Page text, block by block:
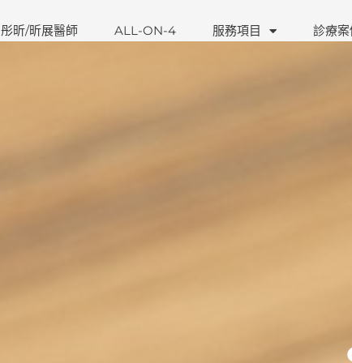
彤昕/昕展醫師 ALL-ON-4 服務項目 診療案